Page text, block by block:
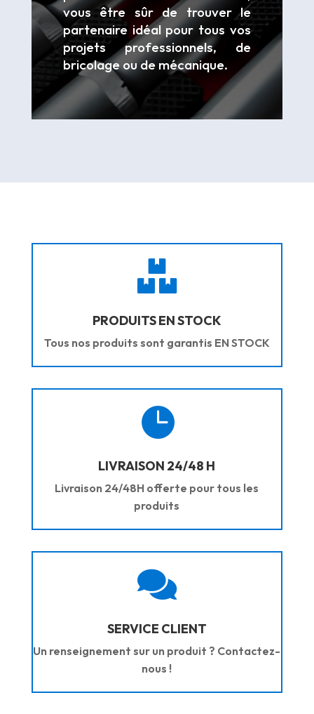
vous être sûr de trouver le
partenaire idéal pour tous vos
projets professionnels, de
bricolage ou de mécanique.

PRODUITS EN STOCK
Tous nos produits sont garantis EN STOCK

LIVRAISON 24/48 H
Livraison 24/48H offerte pour tous les
produits

SERVICE CLIENT
Un renseignement sur un produit ? Contactez-
nous !